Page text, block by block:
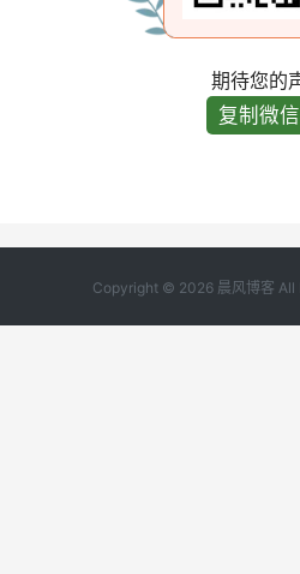
期待您的
复制微
Copyright © 2026 晨风博客 All